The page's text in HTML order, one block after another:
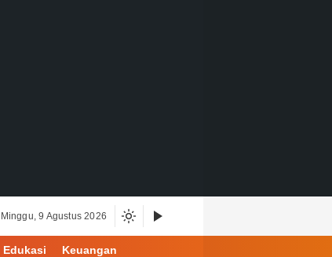
Minggu, 9 Agustus 2026
Edukasi Keuangan